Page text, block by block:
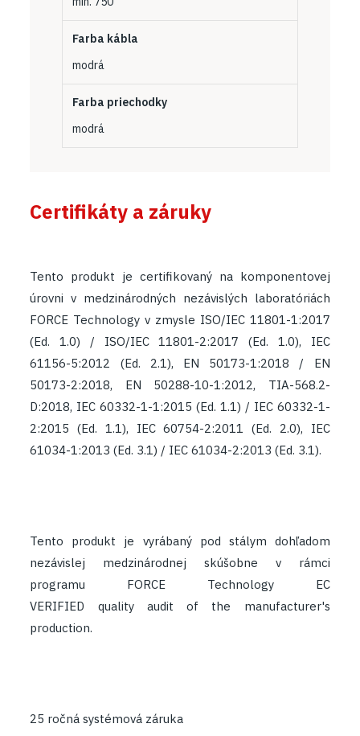
Farba kábla
modrá
Farba priechodky
modrá
Certifikáty a záruky
Tento produkt je certifikovaný na komponentovej
úrovni v medzinárodných nezávislých laboratóriách
FORCE Technology v zmysle ISO/IEC 11801-1:2017
(Ed. 1.0) / ISO/IEC 11801-2:2017 (Ed. 1.0), IEC
61156-5:2012 (Ed. 2.1), EN 50173-1:2018 / EN
50173-2:2018, EN 50288-10-1:2012, TIA-568.2-
D:2018, IEC 60332-1-1:2015 (Ed. 1.1) / IEC 60332-1-
2:2015 (Ed. 1.1), IEC 60754-2:2011 (Ed. 2.0), IEC
61034-1:2013 (Ed. 3.1) / IEC 61034-2:2013 (Ed. 3.1).
Tento produkt je vyrábaný pod stálym dohľadom
nezávislej medzinárodnej skúšobne v rámci
programu FORCE Technology EC
VERIFIED quality audit of the manufacturer's
production.​
25 ročná systémová záruka